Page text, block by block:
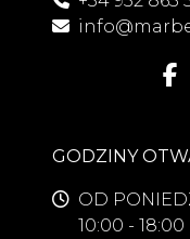
GODZINY
OD
10:00 - 18:00